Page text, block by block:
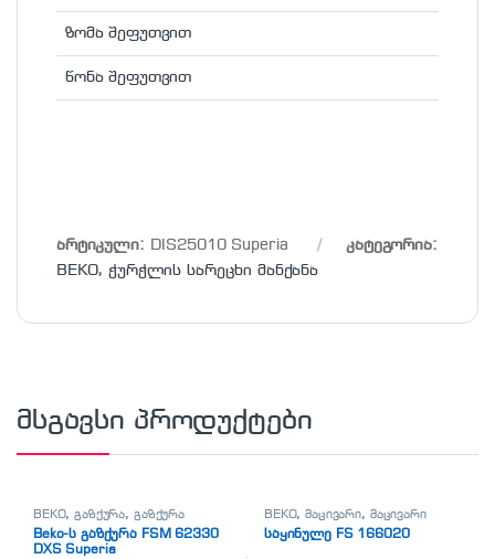
ზომა შეფუთვით
წონა შეფუთვით
არტიკული: DIS25010 Superia
კატეგორია:
BEKO, ჭურჭლის სარეცხი მანქანა
მსგავსი პროდუქტები
BEKO,გაზქურა, გაზქურა
Beko-ს გაზქურა FSM 62330
DXS Superia
BEKO,მაცივარი, მაცივარი
საყინულე FS 166020